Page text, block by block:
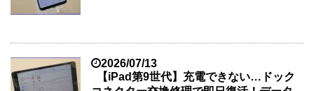
2026/07/13
【iPad第9世代】充電できない…ドック